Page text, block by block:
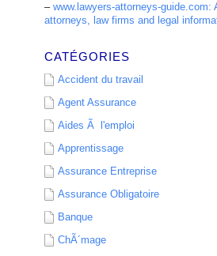
– www.lawyers-attorneys-guide.com:
attorneys, law firms and legal
CATÉGORIES
Accident du travail
Agent Assurance
Aides Ã l'emploi
Apprentissage
Assurance Entreprise
Assurance Obligatoire
Banque
ChÃ´mage